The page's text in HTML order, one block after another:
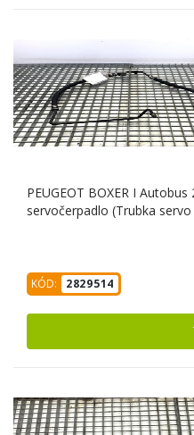
PEUGEOT BOXER I
servočerpadlo (Trubka
KÓD: 2829514